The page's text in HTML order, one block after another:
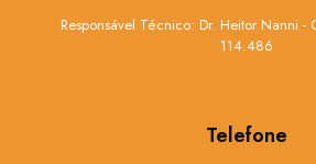
Responsável Técnico: Dr. Heitor Nanni -
114.486
Telefone